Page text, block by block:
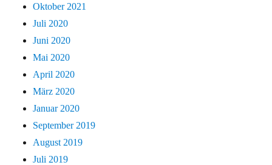
Oktober 2021
Juli 2020
Juni 2020
Mai 2020
April 2020
März 2020
Januar 2020
September 2019
August 2019
Juli 2019